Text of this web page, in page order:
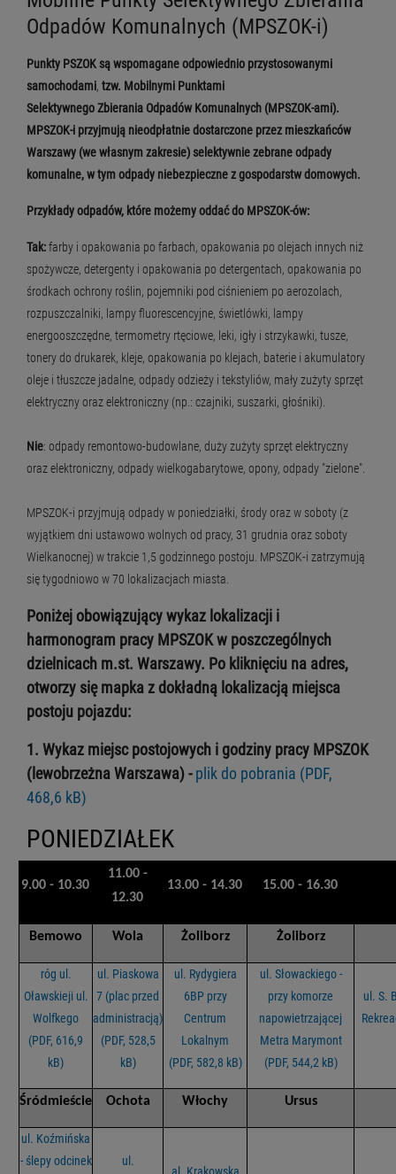
Odpadów Komunalnych (MPSZOK-i)
Punkty PSZOK są wspomagane odpowiednio przystosowanymi
samochodami, tzw. Mobilnymi Punktami
Selektywnego Zbierania Odpadów Komunalnych (MPSZOK-ami).
MPSZOK-i przyjmują nieodpłatnie dostarczone przez mieszkańców
Warszawy (we własnym zakresie) selektywnie zebrane odpady
komunalne, w tym odpady niebezpieczne z gospodarstw domowych.
Przykłady odpadów, które możemy oddać do MPSZOK-ów:
Tak:farby i opakowania po farbach, opakowania po olejach innych niż
spożywcze, detergenty i opakowania po detergentach, opakowania po
środkach ochrony roślin, pojemniki pod ciśnieniem po aerozolach,
rozpuszczalniki, lampy fluorescencyjne, świetlówki, lampy
energooszczędne, termometry rtęciowe, leki, igły i strzykawki, tusze,
tonery do drukarek, kleje, opakowania po klejach, baterie i akumulatory
oleje i tłuszcze jadalne, odpady odzieży i tekstyliów, mały zużyty sprzęt
elektryczny oraz elektroniczny (np.: czajniki, suszarki, głośniki).
Nie: odpady remontowo-budowlane, duży zużyty sprzęt elektryczny
oraz elektroniczny, odpady wielkogabarytowe, opony, odpady "zielone".
MPSZOK-i przyjmują odpady w poniedziałki, środy oraz w soboty (z
wyjątkiem dni ustawowo wolnych od pracy, 31 grudnia oraz soboty
Wielkanocnej) w trakcie 1,5 godzinnego postoju. MPSZOK-i zatrzymują
się tygodniowo w 70 lokalizacjach miasta.
Poniżej obowiązujący wykaz lokalizacji i
harmonogram pracy MPSZOK w poszczególnych
dzielnicach m.st. Warszawy. Po kliknięciu na adres,
otworzy się mapka z dokładną lokalizacją miejsca
postoju pojazdu:
1. Wykaz miejsc postojowych i godziny pracy MPSZOK
(lewobrzeżna Warszawa)-plik do pobrania (PDF,
468,6 kB)
PONIEDZIAŁEK
9.00 - 10.30
11.00 -
12.30
13.00 - 14.30 15.00 - 16.30
Bemowo Wola Żoliborz Żoliborz
róg ul.
Oławskieji ul.
Wolfkego
(PDF, 616,9
kB)
ul. Piaskowa
7 (plac przed
administracją)
(PDF, 528,5
kB)
ul. Rydygiera
6BP przy
Centrum
Lokalnym
(PDF, 582,8 kB)
ul. Słowackiego -
przy komorze
napowietrzającej
Metra Marymont
(PDF, 544,2 kB)
ul. S.
Śródmieście Ochota Włochy Ursus
ul. Koźmińska
- ślepy odcinek
ul.